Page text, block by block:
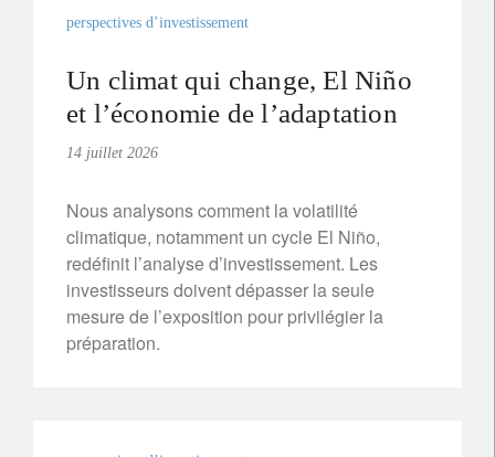
perspectives d’investissement
Un climat qui change, El Niño
et l’économie de l’adaptation
14 juillet 2026
Nous analysons comment la volatilité
climatique, notamment un cycle El Niño,
redéfinit l’analyse d’investissement. Les
investisseurs doivent dépasser la seule
mesure de l’exposition pour privilégier la
préparation.